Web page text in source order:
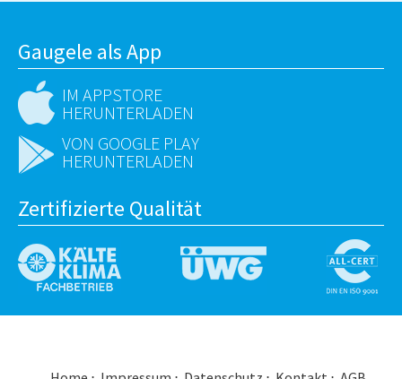
Gaugele als App
IM APPSTORE
HERUNTERLADEN
VON GOOGLE PLAY
HERUNTERLADEN
Zertifizierte Qualität